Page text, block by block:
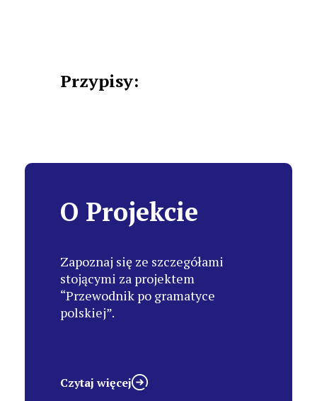
Przypisy:
O Projekcie
Zapoznaj się ze szczegółami
stojącymi za projektem
“Przewodnik po gramatyce
polskiej”.
Czytaj więcej